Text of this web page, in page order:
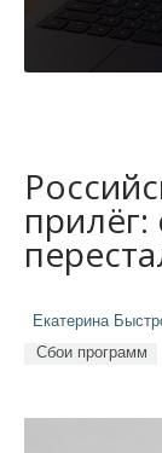
Екатерина
Сбои программ